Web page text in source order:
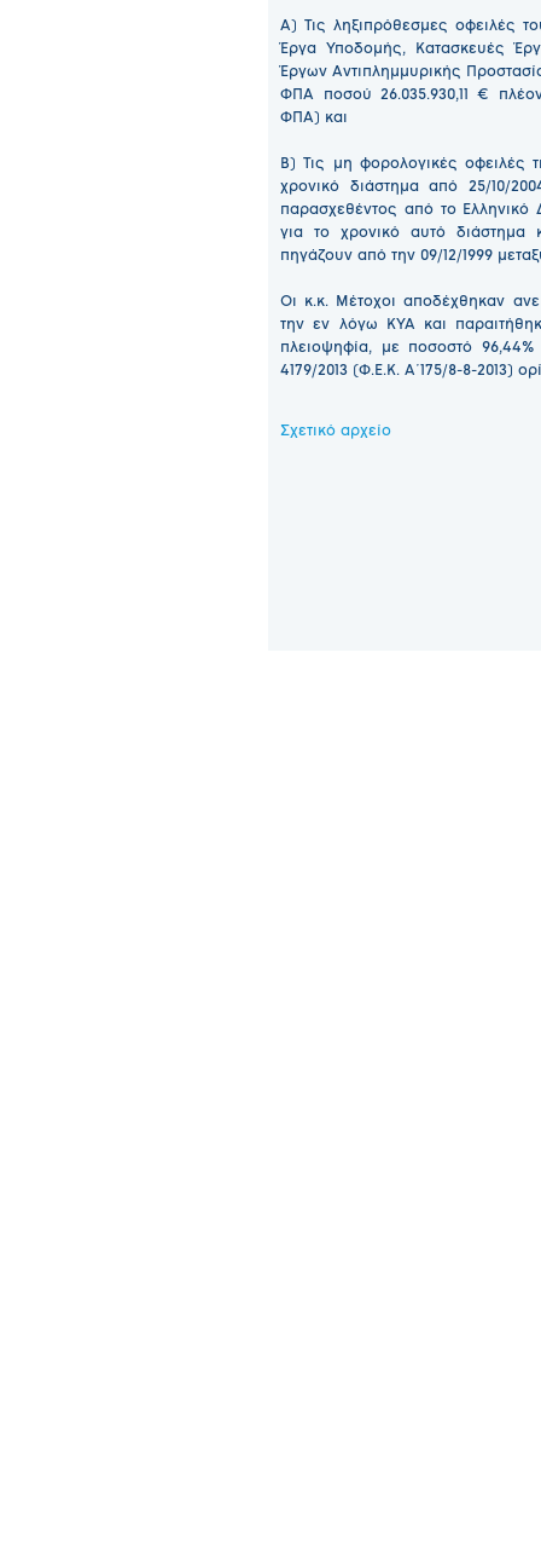
Α) Τις ληξιπρόθεσμες οφειλές
Έργα Υποδομής, Κατασκευές
Έργων Αντιπλημμυρικής
ΦΠΑ ποσού 26.035.930,11 €
ΦΠΑ) και
Β) Τις μη φορολογικές οφειλές
χρονικό διάστημα από 25/10/
παρασχεθέντος από το
για το χρονικό αυτό
πηγάζουν από την 09/12/1999
Οι κ.κ. Μέτοχοι αποδέχθηκαν
την εν λόγω ΚΥΑ και
πλειοψηφία, με ποσοστό
4179/2013 (Φ.Ε.Κ. Α΄175/8-8-2013)
Σχετικό αρχείο